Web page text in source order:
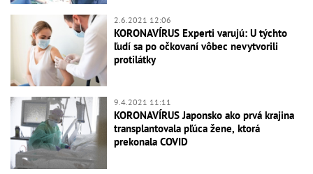
2.6.2021 12:06
KORONAVÍRUS Experti varujú: U týchto
ľudí sa po očkovaní vôbec nevytvorili
protilátky
9.4.2021 11:11
KORONAVÍRUS Japonsko ako prvá krajina
transplantovala pľúca žene, ktorá
prekonala COVID